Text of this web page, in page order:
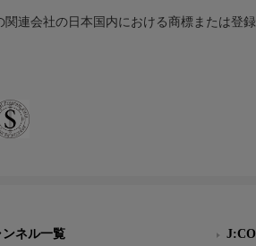
連会社の日本国内における商標または登録
ンネル一覧